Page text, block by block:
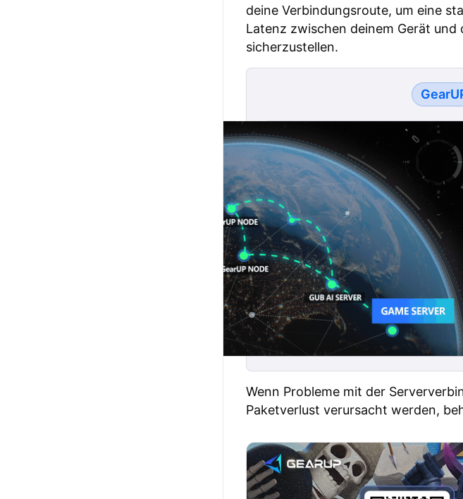
deine Verbindungsroute, um eine
Latenz zwischen deinem Gerät und
sicherzustellen.
Wenn Probleme mit der
Paketverlust verursacht werden,